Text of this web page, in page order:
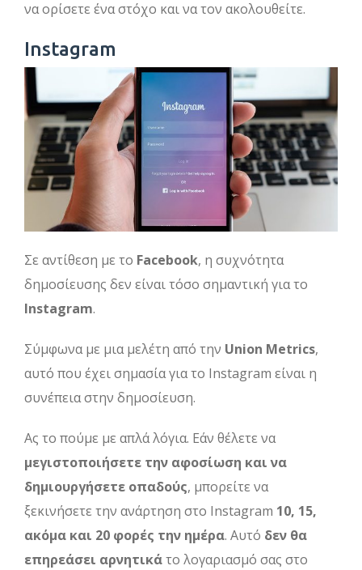
να ορίσετε ένα στόχο και να τον ακολουθείτε.
Instagram
Σε αντίθεση με το Facebook, η συχνότητα
δημοσίευσης δεν είναι τόσο σημαντική για το
Instagram.
Σύμφωνα με μια μελέτη από την Union Metrics,
αυτό που έχει σημασία για το Instagram είναι η
συνέπεια στην δημοσίευση.
Ας το πούμε με απλά λόγια. Εάν θέλετε να
μεγιστοποιήσετε την αφοσίωση και να
δημιουργήσετε οπαδούς, μπορείτε να
ξεκινήσετε την ανάρτηση στο Instagram 10, 15,
ακόμα και 20 φορές την ημέρα. Αυτό δεν θα
επηρεάσει αρνητικάτο λογαριασμό σας στο